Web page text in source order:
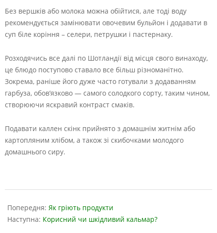
Без вершків або молока можна обійтися, але тоді воду
рекомендується замінювати овочевим бульйон і додавати в
суп біле коріння – селери, петрушки і пастернаку.
Розходячись все далі по Шотландії від місця свого винаходу,
це блюдо поступово ставало все більш різноманітно.
Зокрема, раніше його дуже часто готували з додаванням
гарбуза, обов’язково — самого солодкого сорту, таким чином,
створюючи яскравий контраст смаків.
Подавати каллен скінк прийнято з домашнім житнім або
картопляним хлібом, а також зі скибочками молодого
домашнього сиру.
06-
13
Попередня: Як гріють продукти
Наступна: Корисний чи шкідливий кальмар?